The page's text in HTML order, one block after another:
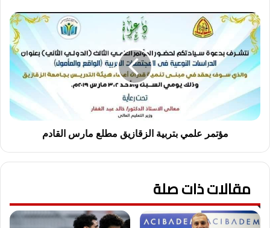
6
أكتوبر
مؤتمر
علمي
بتربية
الزقازيق
مطلع
مارس
القادم
مؤتمر علمي بتربية الزقازيق مطلع مارس القادم
مقالات ذات صلة